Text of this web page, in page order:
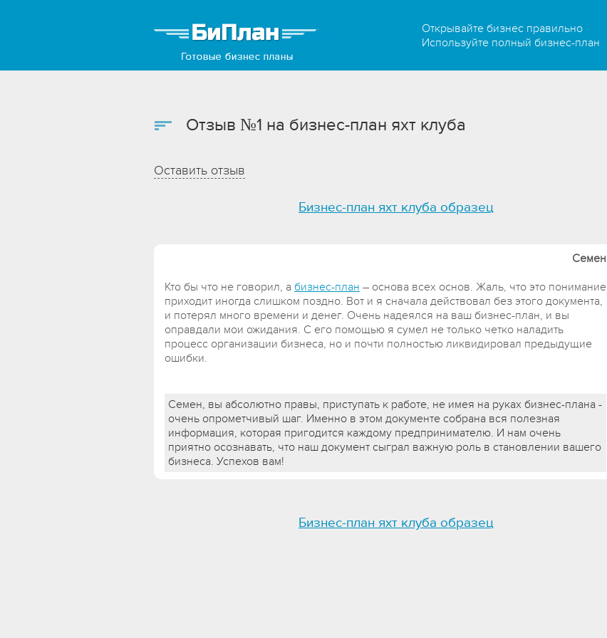
Открывайте бизнес правильно
Используйте полный бизнес-план
Отзыв №1 на бизнес-план яхт клуба
Оставить отзыв
Бизнес-план яхт клуба образец
Семен
Кто бы что не говорил, а бизнес-план – основа всех основ. Жаль, что это понимание
приходит иногда слишком поздно. Вот и я сначала действовал без этого документа,
и потерял много времени и денег. Очень надеялся на ваш бизнес-план, и вы
оправдали мои ожидания. С его помощью я сумел не только четко наладить
процесс организации бизнеса, но и почти полностью ликвидировал предыдущие
ошибки.
Семен, вы абсолютно правы, приступать к работе, не имея на руках бизнес-плана -
очень опрометчивый шаг. Именно в этом документе собрана вся полезная
информация, которая пригодится каждому предпринимателю. И нам очень
приятно осознавать, что наш документ сыграл важную роль в становлении вашего
бизнеса. Успехов вам!
Бизнес-план яхт клуба образец